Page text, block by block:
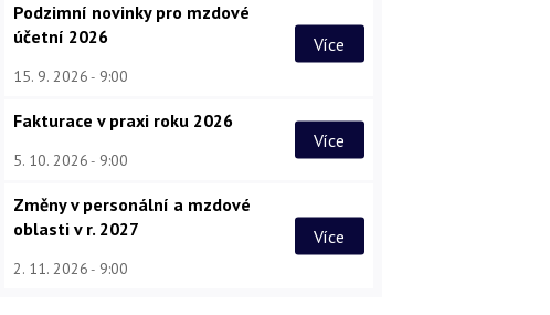
Podzimní novinky pro mzdové
účetní 2026
15. 9. 2026 9:00
Více
Fakturace v praxi roku 2026
5. 10. 2026 9:00
Více
Změny v personální a mzdové
oblasti v r. 2027
2. 11. 2026 9:00
Více